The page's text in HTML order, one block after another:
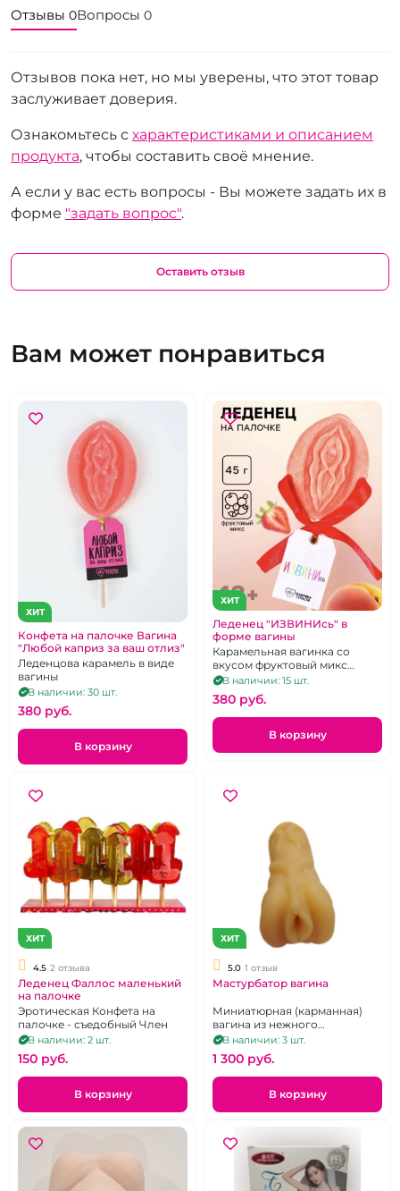
Отзывы 0Вопросы 0
Отзывов пока нет, но мы уверены, что этот товар
заслуживает доверия.
Ознакомьтесь с характеристиками и описанием
продукта, чтобы составить своё мнение.
А если у вас есть вопросы - Вы можете задать их в
форме "задать вопрос".
Оставить отзыв
Вам может понравиться
ХИТ
Конфета на палочке Вагина
"Любой каприз за ваш отлиз"
Леденцова карамель в виде
вагины
В наличии: 30 шт.
380 pуб.
В корзину
ХИТ
Леденец "ИЗВИНИсь" в
форме вагины
Карамельная вагинка со
вкусом фруктовый микс
клубника с абрикосом.
В наличии: 15 шт.
380 pуб.
В корзину
ХИТ
4.5 2 отзыва
Леденец Фаллос маленький
на палочке
Эротическая Конфета на
палочке - съедобный Член
В наличии: 2 шт.
150 pуб.
В корзину
ХИТ
5.0 1 отзыв
Мастурбатор вагина
Миниатюрная (карманная)
вагина из нежного
термопластичного
эластомера.
В наличии: 3 шт.
1 300 pуб.
В корзину